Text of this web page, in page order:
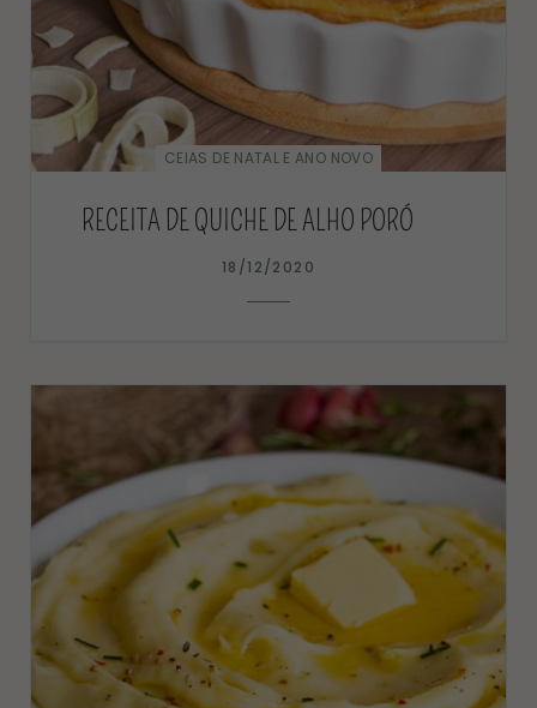
CEIAS DE NATAL E ANO NOVO
RECEITA DE QUICHE DE ALHO PORÓ
18/12/2020